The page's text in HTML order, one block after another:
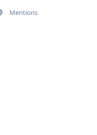
Mentions